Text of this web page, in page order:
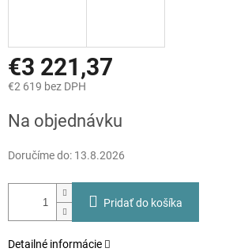
€3 221,37
€2 619 bez DPH
cena:
Na objednávku
Doručíme do: 13.8.2026
Pridať do košíka
Detailné informácie